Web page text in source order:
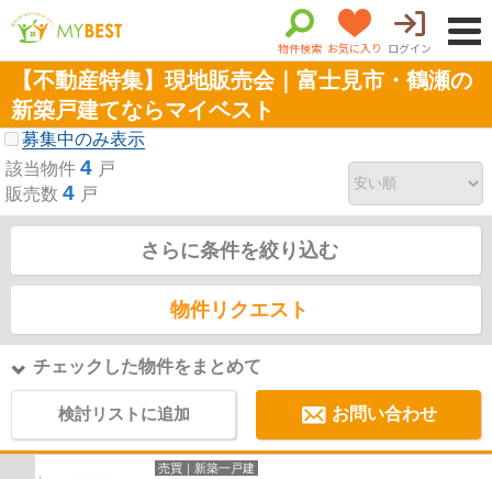
物件検索 お気に入り ログイン
【不動産特集】現地販売会｜富士見市・鶴瀬の
新築戸建てならマイベスト
募集中のみ表示
該当物件 4 戸
販売数 4 戸
さらに条件を絞り込む
物件リクエスト
チェックした物件をまとめて
検討リストに追加 お問い合わせ
売買｜新築一戸建